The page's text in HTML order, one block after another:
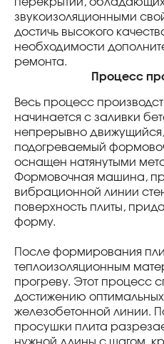
звукоизоляционными
достичь высокого
необходимости
ремонта.
Процесс
Весь процесс
начинается с заливки
непрерывно
подогреваемый
оснащен натянутыми
Формовочная машина,
вибрационной линии
поверхность плиты,
форму.
После формирования
теплоизоляционным
прогреву. Этот процесс
достижению оптимальных
железобетонной линии.
просушки плита